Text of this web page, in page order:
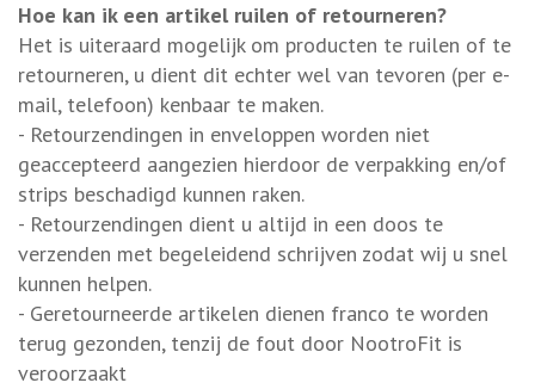
Hoe kan ik een artikel ruilen of retourneren?
Het is uiteraard mogelijk om producten te ruilen of te
retourneren, u dient dit echter wel van tevoren (per e-
mail, telefoon) kenbaar te maken.
- Retourzendingen in enveloppen worden niet
geaccepteerd aangezien hierdoor de verpakking en/of
strips beschadigd kunnen raken.
- Retourzendingen dient u altijd in een doos te
verzenden met begeleidend schrijven zodat wij u snel
kunnen helpen.
- Geretourneerde artikelen dienen franco te worden
terug gezonden, tenzij de fout door NootroFit is
veroorzaakt